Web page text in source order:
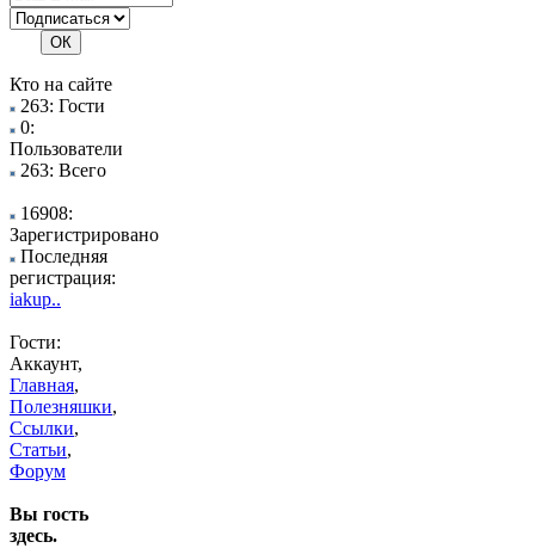
Кто на сайте
263: Гости
0:
Пользователи
263: Всего
16908:
Зарегистрировано
Последняя
регистрация:
iakup..
Гости:
Аккаунт,
Главная,
Полезняшки,
Ссылки,
Статьи,
Форум
Вы гость
здесь.